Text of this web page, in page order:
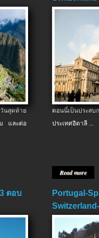
นสุดท้าย
และต่อ
ตอนนี้เป็นประส
ประเทศอิตาลี ...
Read more
ตอบ
Portugal-